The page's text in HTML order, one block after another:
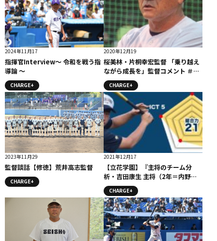
2024年11月17
指揮官Interview〜 令和を戦う指
導論 〜
CHARGE+
2020年12月19
桜美林・片桐幸宏監督 「乗り越え
ながら成長を」監督コメント ＃桜
美林高校
CHARGE+
2023年11月29
監督談話【修徳】荒井高志監督
CHARGE+
2021年12月17
【立花学園】『主将のチーム分
析・吉田康生 主将（2年＝内野
手）」コラム # 立花学園
CHARGE+